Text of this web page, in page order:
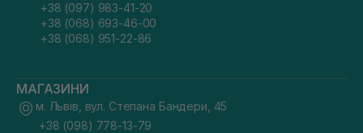
+38 (097) 983-41-20
+38 (068) 693-46-00
+38 (068) 951-22-86
МАГАЗИНИ
м. Львів, вул. Степана Бандери, 45
+38 (098) 778-13-79